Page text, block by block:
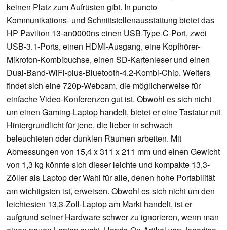
keinen Platz zum Aufrüsten gibt. In puncto
Kommunikations- und Schnittstellenausstattung bietet das
HP Pavilion 13-an0000ns einen USB-Type-C-Port, zwei
USB-3.1-Ports, einen HDMI-Ausgang, eine Kopfhörer-
Mikrofon-Kombibuchse, einen SD-Kartenleser und einen
Dual-Band-WiFi-plus-Bluetooth-4.2-Kombi-Chip. Weiters
findet sich eine 720p-Webcam, die möglicherweise für
einfache Video-Konferenzen gut ist. Obwohl es sich nicht
um einen Gaming-Laptop handelt, bietet er eine Tastatur mit
Hintergrundlicht für jene, die lieber in schwach
beleuchteten oder dunklen Räumen arbeiten. Mit
Abmessungen von 15,4 x 311 x 211 mm und einen Gewicht
von 1,3 kg könnte sich dieser leichte und kompakte 13,3-
Zöller als Laptop der Wahl für alle, denen hohe Portabilität
am wichtigsten ist, erweisen. Obwohl es sich nicht um den
leichtesten 13,3-Zoll-Laptop am Markt handelt, ist er
aufgrund seiner Hardware schwer zu ignorieren, wenn man